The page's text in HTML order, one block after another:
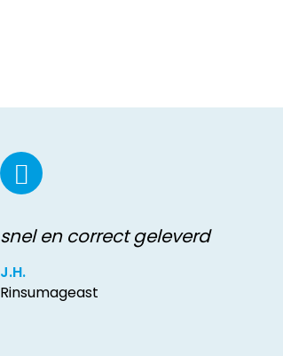
snel en correct geleverd
J.H.
Rinsumageast